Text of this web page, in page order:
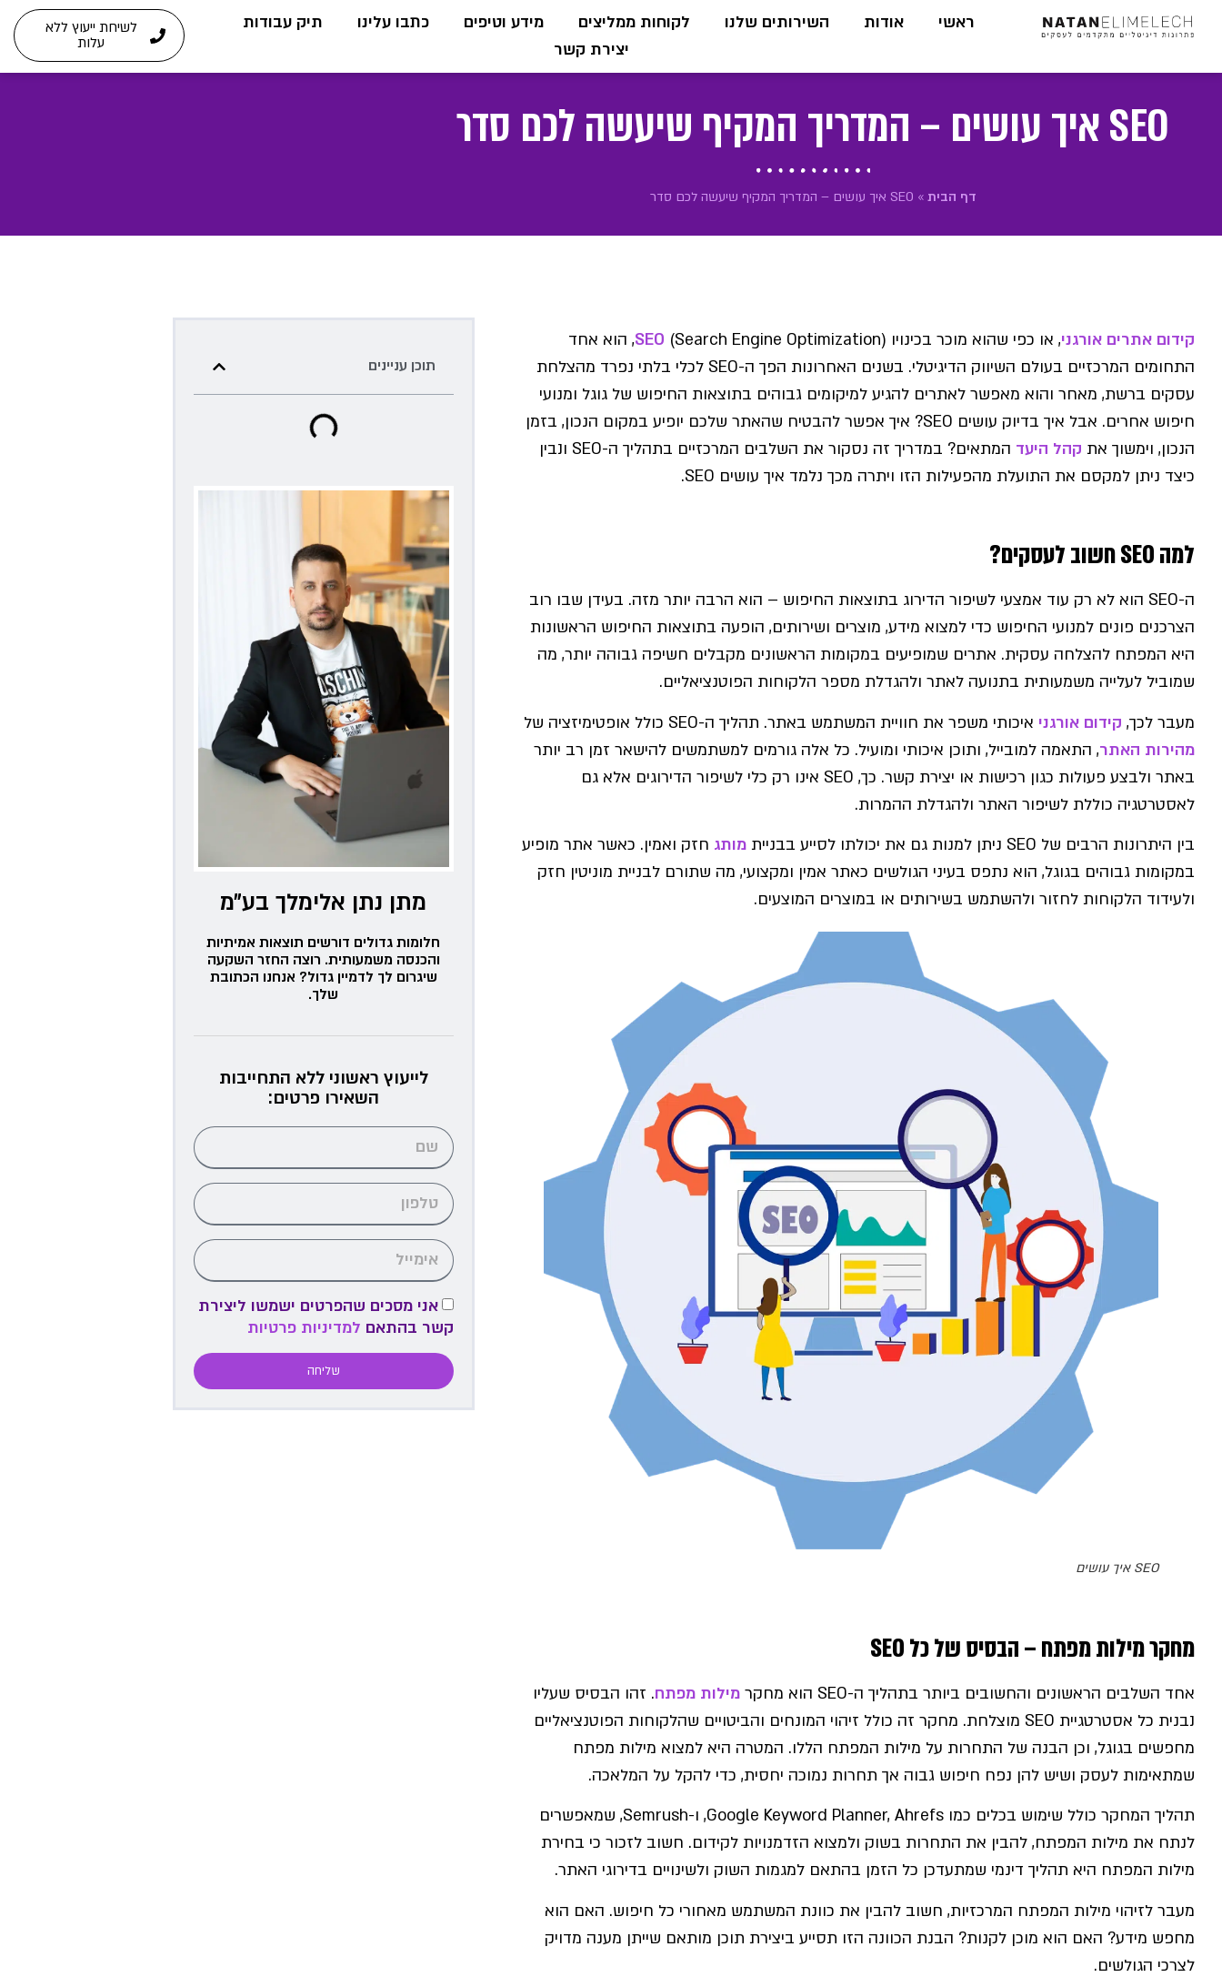
ראשי אודות השירותים שלנו לקוחות ממליצים מידע וטיפים כתבו עלינו
תיק עבודות
יצירת קשר
לשיחת ייעוץ ללא
עלות
SEO איך עושים – המדריך המקיף שיעשה לכם סדר
דף הבית » SEO איך עושים – המדריך המקיף שיעשה לכם סדר
קידום אתרים אורגני, או כפי שהוא מוכר בכינויו SEO(Search Engine Optimization), הוא אחד
התחומים המרכזיים בעולם השיווק הדיגיטלי. בשנים האחרונות הפך ה-SEO לכלי בלתי נפרד מהצלחת
עסקים ברשת, מאחר והוא מאפשר לאתרים להגיע למיקומים גבוהים בתוצאות החיפוש של גוגל ומנועי
חיפוש אחרים. אבל איך בדיוק עושים SEO? איך אפשר להבטיח שהאתר שלכם יופיע במקום הנכון, בזמן
הנכון, וימשוך את קהל היעד
המתאים? במדריך זה נסקור את השלבים המרכזיים בתהליך ה-SEO ונבין
כיצד ניתן למקסם את התועלת מהפעילות הזו ויתרה מכך נלמד איך עושים SEO.
למה SEO חשוב לעסקים?
ה-SEO הוא לא רק עוד אמצעי לשיפור הדירוג בתוצאות החיפוש – הוא הרבה יותר מזה. בעידן שבו רוב
הצרכנים פונים למנועי החיפוש כדי למצוא מידע, מוצרים ושירותים, הופעה בתוצאות החיפוש הראשונות
היא המפתח להצלחה עסקית. אתרים שמופיעים במקומות הראשונים מקבלים חשיפה גבוהה יותר, מה
שמוביל לעלייה משמעותית בתנועה לאתר ולהגדלת מספר הלקוחות הפוטנציאליים.
מעבר לכך, קידום אורגני איכותי משפר את חוויית המשתמש באתר. תהליך ה-SEO כולל אופטימיזציה של
מהירות האתר, התאמה למובייל, ותוכן איכותי ומועיל. כל אלה גורמים למשתמשים להישאר זמן רב יותר
באתר ולבצע פעולות כגון רכישות או יצירת קשר. כך, SEO אינו רק כלי לשיפור הדירוגים אלא גם
לאסטרטגיה כוללת לשיפור האתר ולהגדלת ההמרות.
בין היתרונות הרבים של SEO ניתן למנות גם את יכולתו לסייע בבניית
מותג חזק ואמין. כאשר אתר מופיע
במקומות גבוהים בגוגל, הוא נתפס בעיני הגולשים כאתר אמין ומקצועי, מה שתורם לבניית מוניטין חזק
ולעידוד הלקוחות לחזור ולהשתמש בשירותים או במוצרים המוצעים.
SEO איך עושים
מחקר מילות מפתח – הבסיס של כל SEO
אחד השלבים הראשונים והחשובים ביותר בתהליך ה-SEO הוא מחקר מילות מפתח. זהו הבסיס שעליו
נבנית כל אסטרטגיית SEO מוצלחת. מחקר זה כולל זיהוי המונחים והביטויים שהלקוחות הפוטנציאליים
מחפשים בגוגל, וכן הבנה של התחרות על מילות המפתח הללו. המטרה היא למצוא מילות מפתח
שמתאימות לעסק ושיש להן נפח חיפוש גבוה אך תחרות נמוכה יחסית, כדי להקל על המלאכה.
תהליך המחקר כולל שימוש בכלים כמו Google Keyword Planner, Ahrefs, ו-Semrush, שמאפשרים
לנתח את מילות המפתח, להבין את התחרות בשוק ולמצוא הזדמנויות לקידום. חשוב לזכור כי בחירת
מילות המפתח היא תהליך דינמי שמתעדכן כל הזמן בהתאם למגמות השוק ולשינויים בדירוגי האתר.
מעבר לזיהוי מילות המפתח המרכזיות, חשוב להבין את כוונת המשתמש מאחורי כל חיפוש. האם הוא
מחפש מידע? האם הוא מוכן לקנות? הבנת הכוונה הזו תסייע ביצירת תוכן מותאם שייתן מענה מדויק
לצרכי הגולשים.
תוכן עניינים
מתן נתן אלימלך בע״מ
חלומות גדולים דורשים תוצאות אמיתיות
והכנסה משמעותית. רוצה החזר השקעה
שיגרום לך לדמיין גדול? אנחנו הכתובת
שלך.
לייעוץ ראשוני ללא התחייבות
השאירו פרטים:
אני מסכים שהפרטים ישמשו ליצירת
קשר בהתאם למדיניות פרטיות
שליחה